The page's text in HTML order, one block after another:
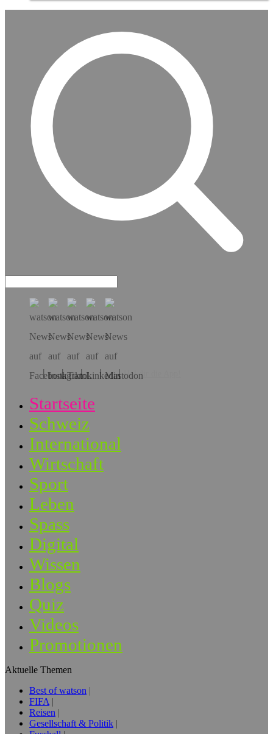
Hol dir die App!
Startseite
Schweiz
International
Wirtschaft
Sport
Leben
Spass
Digital
Wissen
Blogs
Quiz
Videos
Promotionen
Aktuelle Themen
Best of watson
FIFA
Reisen
Gesellschaft & Politik